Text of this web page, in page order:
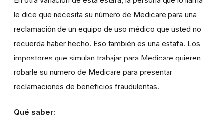
le dice que necesita su número de Medicare para una
reclamación de un equipo de uso médico que usted no
recuerda haber hecho. Eso también es una estafa. Los
impostores que simulan trabajar para Medicare quieren
robarle su número de Medicare para presentar
reclamaciones de beneficios fraudulentas.
Qué saber: